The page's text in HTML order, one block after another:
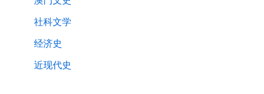
社科文学
经济史
近现代史